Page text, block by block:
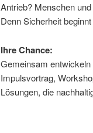
Antrieb? Menschen
Denn Sicherheit
Ihre Chance:
Gemeinsam
Impulsvortrag,
Lösungen, die